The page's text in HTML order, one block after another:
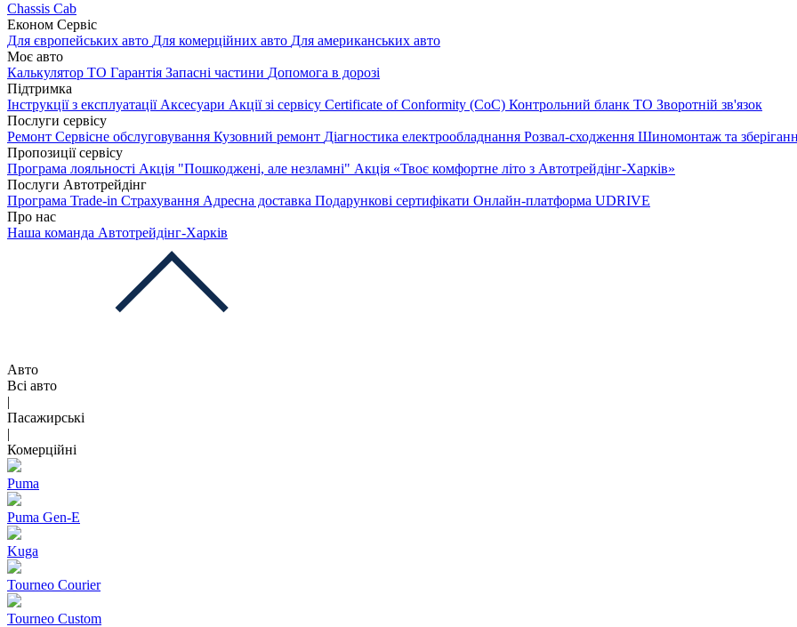
Chassis Cab
Економ Сервіс
Для європейських авто Для комерційних авто Для американських авто
Моє авто
Калькулятор ТО Гарантія Запасні частини Допомога в дорозі
Підтримка
Інструкції з експлуатації Аксесуари Акції зі сервісу Certificate of Conformity (CoC) Контрольний бланк ТО Зворотній зв'язок
Послуги сервісу
Ремонт Сервісне обслуговування Кузовний ремонт Діагностика електрообладнання Розвал-сходження Шиномонтаж та
Пропозиції сервісу
Програма лояльності Акція "Пошкоджені, але незламні" Акція «Твоє комфортне літо з Автотрейдінг-Харків»
Послуги Автотрейдінг
Програма Trade-in Страхування Адресна доставка Подарункові сертифікати Онлайн-платформа UDRIVE
Про нас
Наша команда Автотрейдінг-Харків
Авто
Всі авто
|
Пасажирські
|
Комерційні
Puma
Puma Gen‑E
Kuga
Tourneo Courier
Tourneo Custom